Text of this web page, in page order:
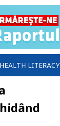
HEALTH LITERACY